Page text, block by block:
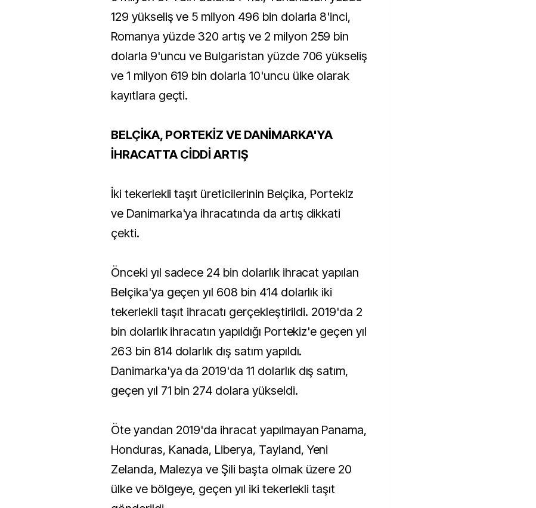
129 yükseliş ve 5 milyon 496 bin dolarla 8'inci,
Romanya yüzde 320 artış ve 2 milyon 259 bin
dolarla 9'uncu ve Bulgaristan yüzde 706 yükseliş
ve 1 milyon 619 bin dolarla 10'uncu ülke olarak
kayıtlara geçti.
BELÇİKA, PORTEKİZ VE DANİMARKA'YA
İHRACATTA CİDDİ ARTIŞ
İki tekerlekli taşıt üreticilerinin Belçika, Portekiz
ve Danimarka'ya ihracatında da artış dikkati
çekti.
Önceki yıl sadece 24 bin dolarlık ihracat yapılan
Belçika'ya geçen yıl 608 bin 414 dolarlık iki
tekerlekli taşıt ihracatı gerçekleştirildi. 2019'da 2
bin dolarlık ihracatın yapıldığı Portekiz'e geçen yıl
263 bin 814 dolarlık dış satım yapıldı.
Danimarka'ya da 2019'da 11 dolarlık dış satım,
geçen yıl 71 bin 274 dolara yükseldi.
Öte yandan 2019'da ihracat yapılmayan Panama,
Honduras, Kanada, Liberya, Tayland, Yeni
Zelanda, Malezya ve Şili başta olmak üzere 20
ülke ve bölgeye, geçen yıl iki tekerlekli taşıt